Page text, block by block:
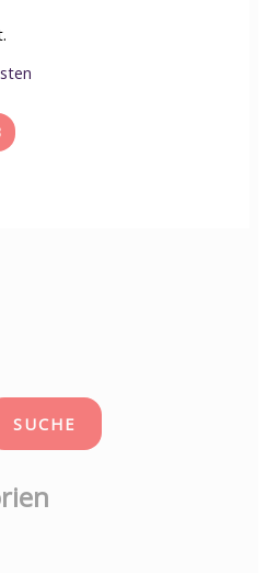
SUCHE